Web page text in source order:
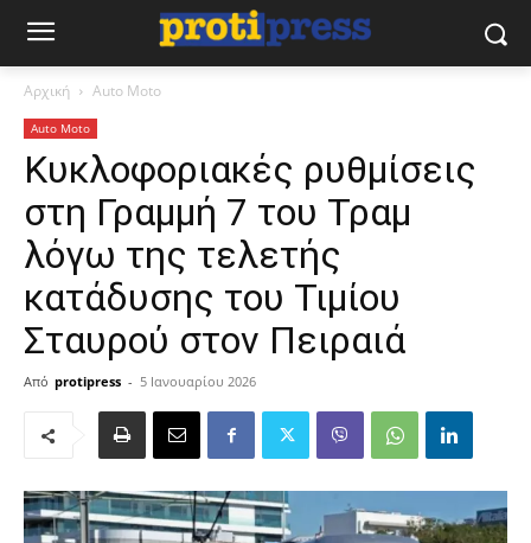
Αρχική Auto Moto
Auto Moto
Κυκλοφοριακές ρυθμίσεις
στη Γραμμή 7 του Τραμ
λόγω της τελετής
κατάδυσης του Τιμίου
Σταυρού στον Πειραιά
Από protipress - 5 Ιανουαρίου 2026